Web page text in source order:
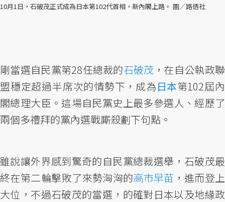
10月1日，石破茂正式成為日本第102代首相，新內閣上路。 圖／路透社
剛當選自民黨第28任總裁的石破茂，在自公執政聯
盟穩定超過半席次的情勢下，成為日本第102屆內
閣總理大臣。這場自民黨史上最多參選人、經歷了
兩個多禮拜的黨內選戰廝殺劃下句點。
雖說讓外界感到驚奇的自民黨總裁選舉，石破茂最
終在第二輪擊敗了來勢洶洶的高市早苗 ，進而登上
大位，不過石破茂的當選，的確對日本以及地緣政